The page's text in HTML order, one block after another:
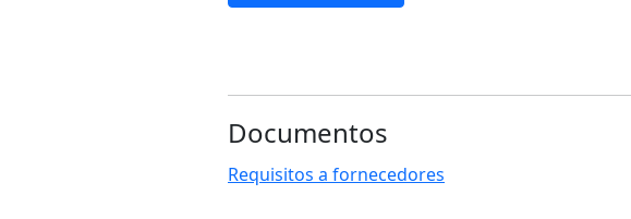
Documentos
Requisitos a fornecedores